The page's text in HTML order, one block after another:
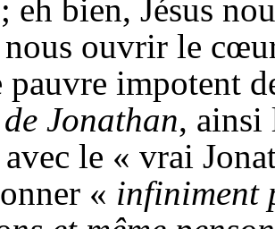
eh bien, Jésus
ouvrir le
pauvre impotent
Jonathan, ainsi
le « vrai
« infiniment